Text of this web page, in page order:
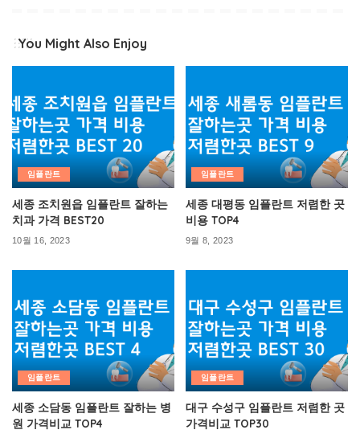
You Might Also Enjoy
임플란트
세종 조치원읍 임플란트 잘하는
치과 가격 BEST20
10월 16, 2023
임플란트
세종 대평동 임플란트 저렴한 곳
비용 TOP4
9월 8, 2023
임플란트
세종 소담동 임플란트 잘하는 병
원 가격비교 TOP4
임플란트
대구 수성구 임플란트 저렴한 곳
가격비교 TOP30